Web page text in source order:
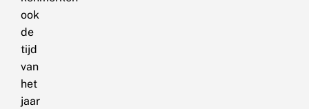
ook
de
tijd
van
het
jaar